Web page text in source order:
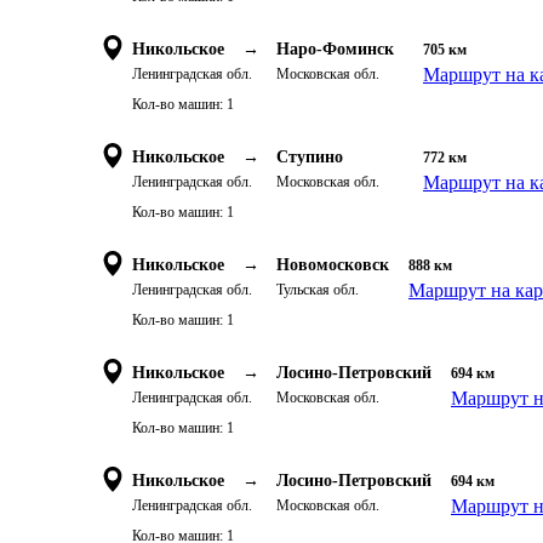
Никольское →
Ленинградская обл.
Наро-Фоминск
Московская обл.
705 км
Маршрут на
Кол-во машин: 1
Никольское →
Ленинградская обл.
Ступино
Московская обл.
772 км
Маршрут на
Кол-во машин: 1
Никольское →
Ленинградская обл.
Новомосковск
Тульская обл.
888 км
Маршрут на
Кол-во машин: 1
Никольское →
Ленинградская обл.
Лосино-Петровский
Московская обл.
694 км
Маршрут
Кол-во машин: 1
Никольское →
Ленинградская обл.
Лосино-Петровский
Московская обл.
694 км
Маршрут
Кол-во машин: 1